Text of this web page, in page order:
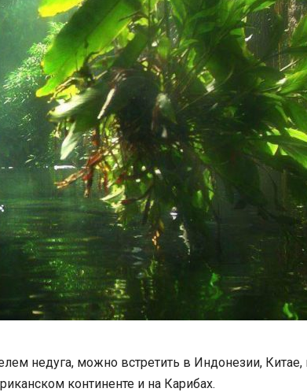
недуга, можно встретить в Индонезии, Китае,
континенте и на Карибах.